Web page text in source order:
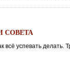
СОВЕТА
всё успевать делать.